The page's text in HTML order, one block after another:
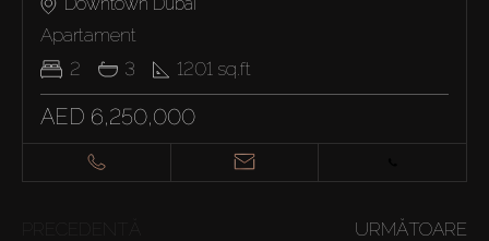
Apartament
2
3 1201 sq.ft
AED 6,250,000
URMĂTOARE